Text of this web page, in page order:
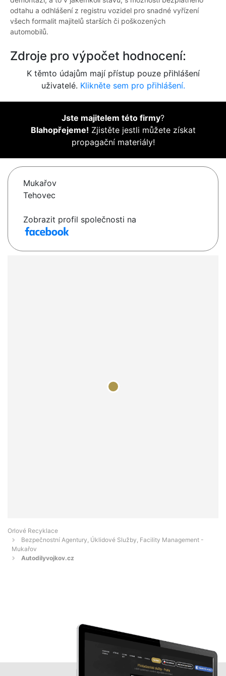
odtahu a odhlášení z registru vozidel pro snadné vyřízení
všech formalit majitelů starších či poškozených
automobilů.
Zdroje pro výpočet hodnocení:
K těmto údajům mají přístup pouze přihlášení
uživatelé. Klikněte sem pro přihlášení.
Jste majitelem této firmy?
Blahopřejeme! Zjistěte jestli můžete získat
propagační materiály!
Mukařov
Tehovec
Zobrazit profil společnosti na
Orlové Recyklace
Bezpečnostní Agentury, Úklidové Služby, Facility Management -
Mukařov
Autodilyvojkov.cz